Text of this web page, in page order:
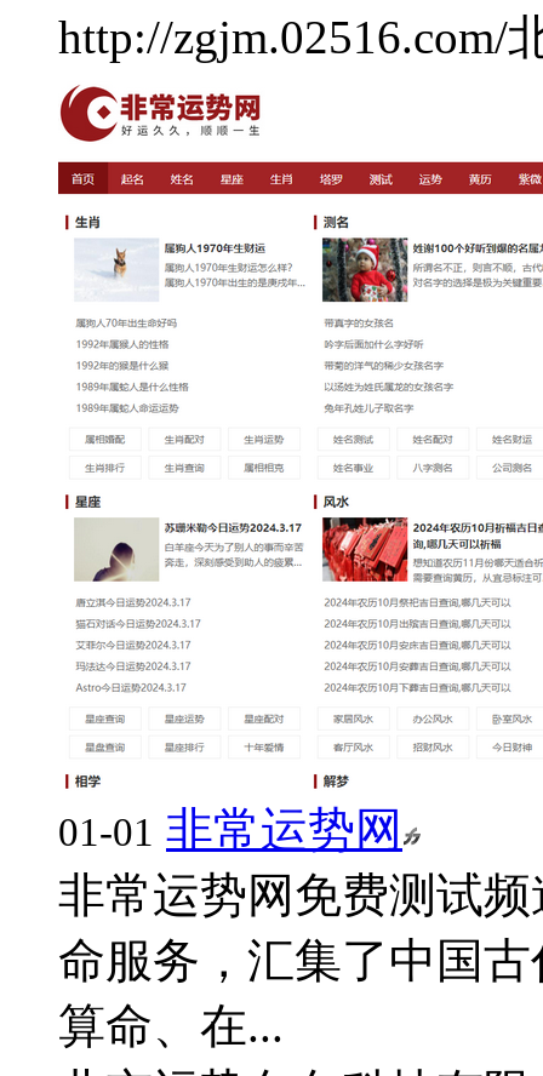
http://zgjm.02516.com/
01-01 非常运势网
非常运势网免费测试
命服务，汇集了中国
算命、在...